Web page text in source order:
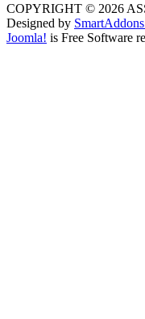
COPYRIGHT © 2026
Designed by
Joomla! is Free Software